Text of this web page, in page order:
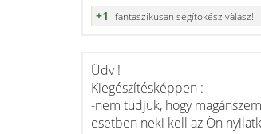
+1
fantaszikusan segítōkész vàlasz!
Üdv !
Kiegészítésképpen :
-nem tudjuk, hogy
esetben neki kell az Ön